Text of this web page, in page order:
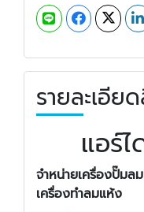
รายละเอีย
แอร์
จำหน่ายเครื่องปั๊มล
เครื่องทำลมแห้ง